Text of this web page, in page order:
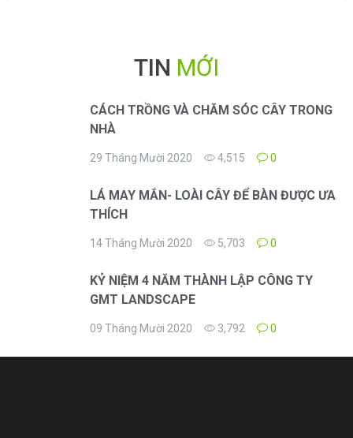
TIN MỚI
CÁCH TRỒNG VÀ CHĂM SÓC CÂY TRONG
NHÀ
29 Tháng Mười 2020 4,515 0
LÁ MAY MẮN- LOÀI CÂY ĐỂ BÀN ĐƯỢC ƯA
THÍCH
14 Tháng Mười 2020 5,703 0
KỶ NIỆM 4 NĂM THÀNH LẬP CÔNG TY
GMT LANDSCAPE
09 Tháng Mười 2020 3,792 0